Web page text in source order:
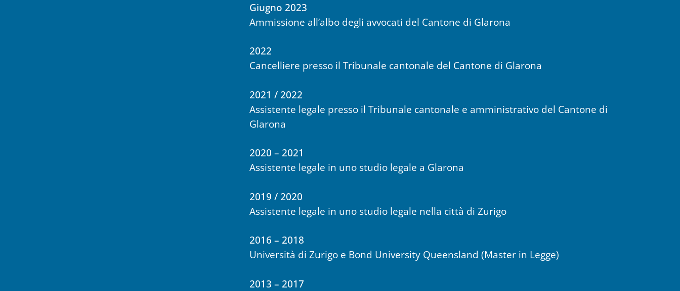
Giugno 2023
Ammissione all’albo degli avvocati del Cantone di Glarona
2022
Cancelliere presso il Tribunale cantonale del Cantone di Glarona
2021 / 2022
Assistente legale presso il Tribunale cantonale e amministrativo del Cantone di
Glarona
2020 – 2021
Assistente legale in uno studio legale a Glarona
2019 / 2020
Assistente legale in uno studio legale nella città di Zurigo
2016 – 2018
Università di Zurigo e Bond University Queensland (Master in Legge)
2013 – 2017